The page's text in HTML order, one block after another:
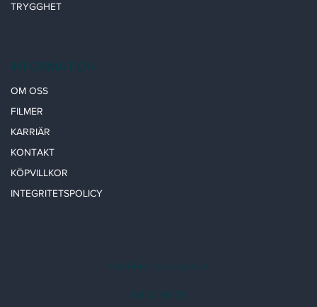
TRYGGHET
INFORMATION
OM OSS
FILMER
KARRIÄR
KONTAKT
KÖPVILLKOR
INTEGRITETSPOLICY
08-27 65 25
info@fordonshuset.com